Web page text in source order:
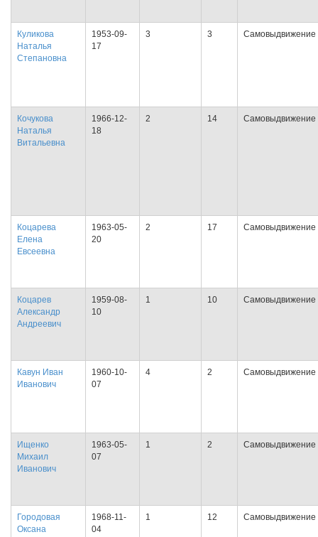
Куликова
Наталья
Степановна
1953-09-
17
3 3 Самовыдвижение
Кочукова
Наталья
Витальевна
1966-12-
18
2 14 Самовыдвижение
Коцарева
Елена
Евсеевна
1963-05-
20
2 17 Самовыдвижение
Коцарев
Александр
Андреевич
1959-08-
10
1 10 Самовыдвижение
Кавун Иван
Иванович
1960-10-
07
4 2 Самовыдвижение
Ищенко
Михаил
Иванович
1963-05-
07
1 2 Самовыдвижение
Городовая
Оксана
1968-11-
04
1 12 Самовыдвижение